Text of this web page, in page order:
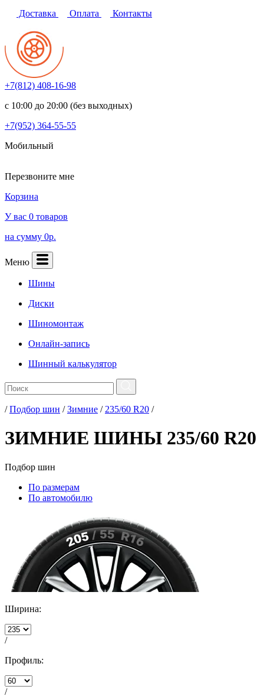
Доставка Оплата Контакты
+7(812) 408-16-98
с 10:00 до 20:00 (без выходных)
+7(952) 364-55-55
Мобильный
Перезвоните мне
Корзина
У вас 0 товаров
на сумму 0р.
Меню
Шины
Диски
Шиномонтаж
Онлайн-запись
Шинный калькулятор
/Подбор шин /Зимние / 235/60 R20 /
ЗИМНИЕ ШИНЫ 235/60 R20
Подбор шин
По размерам
По автомобилю
Ширина:
/
Профиль:
/